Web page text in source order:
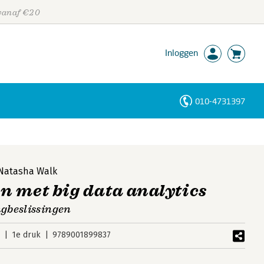
€20
Inloggen
010-4731397
Walk
met big data analytics
1e druk 9789001899837
Personen